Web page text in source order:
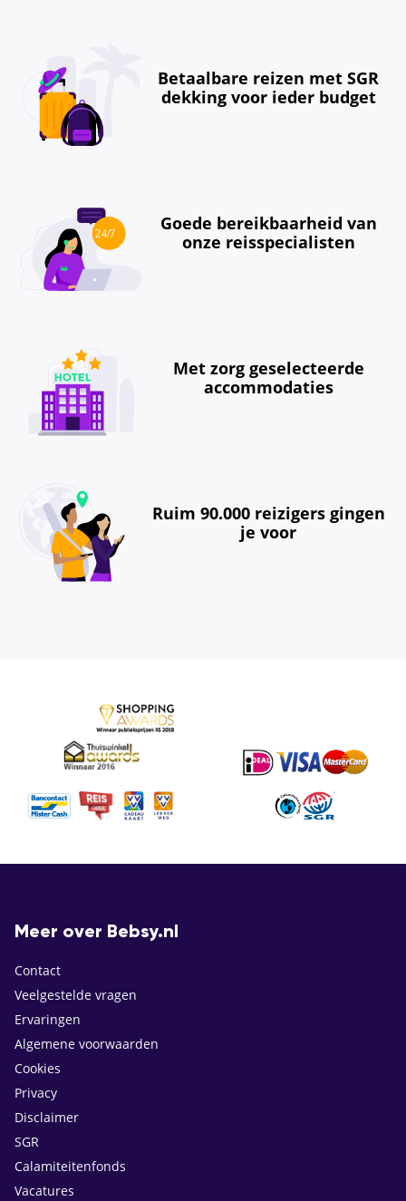
Betaalbare reizen met SGR
dekking voor ieder budget
Goede bereikbaarheid van
onze reisspecialisten
Met zorg geselecteerde
accommodaties
Ruim 90.000 reizigers gingen
je voor
Meer over Bebsy.nl
Contact
Veelgestelde vragen
Ervaringen
Algemene voorwaarden
Cookies
Privacy
Disclaimer
SGR
Calamiteitenfonds
Vacatures